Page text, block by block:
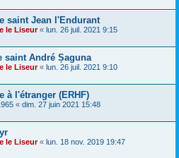
saint Jean l'Endurant
le Liseur« lun. 26 juil. 2021 9:15
saint André Șaguna
le Liseur« lun. 26 juil. 2021 9:10
à l'étranger (ERHF)
« dim. 27 juin 2021 15:48
le Liseur« lun. 18 nov. 2019 19:47